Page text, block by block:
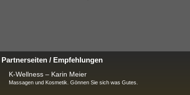
Partnerseiten / Empfehlungen
K-Wellness – Karin Meier
Massagen und Kosmetik. Gönnen Sie sich was Gutes.